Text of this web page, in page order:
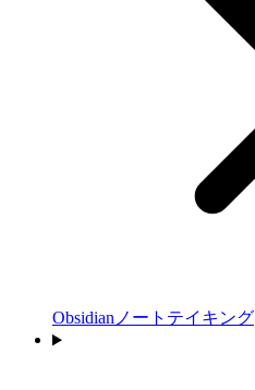
Obsidianノートテイキング